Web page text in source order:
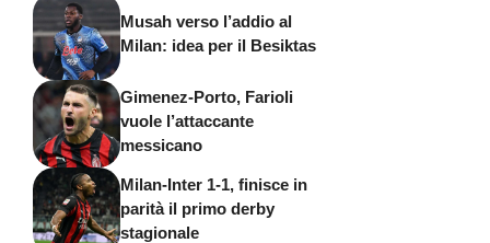
Musah verso l’addio al
Milan: idea per il Besiktas
Gimenez-Porto, Farioli
vuole l’attaccante
messicano
Milan-Inter 1-1, finisce in
parità il primo derby
stagionale